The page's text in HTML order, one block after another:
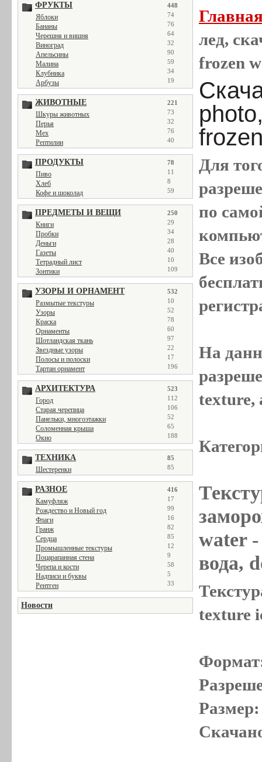
ФРУКТЫ 448
Яблоки 74
Бананы 76
Черешня и вишня 64
Виноград 32
Апельсины 90
Малина 59
Клубника 34
Арбузы 19
ЖИВОТНЫЕ 221
Шкуры животных 73
Перья 32
Мех 76
Рептилии 40
ПРОДУКТЫ 78
Пиво 11
Хлеб 8
Кофе и шоколад 59
ПРЕДМЕТЫ И ВЕЩИ 250
Книги 29
Пробки 34
Деньги 28
Газеты 40
Тетрадный лист 10
Зонтики 109
УЗОРЫ И ОРНАМЕНТ 532
Размытые текстуры 10
Узоры 52
Краска 78
Орнаменты 60
Шотландская ткань 97
Звездные узоры 22
Полосы и полоски 17
Тартан орнамент 196
АРХИТЕКТУРА 523
Город 112
Старая черепица 106
Панельки, многоэтажки 52
Соломенная крыша 65
Окно 188
ТЕХНИКА 85
Шестеренки 85
РАЗНОЕ 416
Камуфляж 17
Рождество и Новый год 99
Флаги 16
Гранж 82
Сердца 85
Промышленные текстуры 12
Поцарапанная стена 9
Черепа и кости 58
Надписи и буквы 5
Рентген 33
Новости
лед,
frozen
Для
по
Все
На
texture,
water-
вода,
texture